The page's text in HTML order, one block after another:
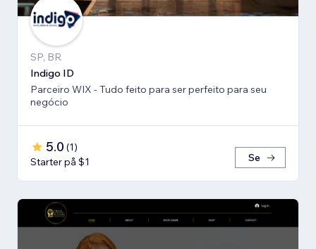
SP, BR
Indigo ID
Parceiro WIX - Tudo feito para ser perfeito para seu
negócio
5.0 (1)
Starter på $1
Se